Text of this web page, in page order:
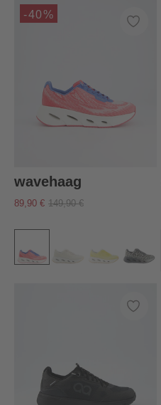
-40%
wavehaag
89,90 € 149,90 €